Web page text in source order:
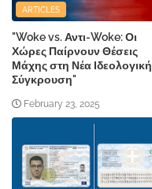
ARTICLES
"Woke vs. Αντι-Woke: Οι
Χώρες Παίρνουν Θέσεις
Μάχης στη Νέα Ιδεολογική
Σύγκρουση"
February 23, 2025